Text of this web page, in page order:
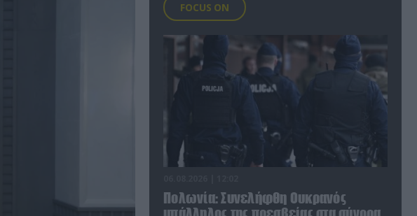
FOCUS ON
Πολωνία: Συνελήφθη Ουκρανός